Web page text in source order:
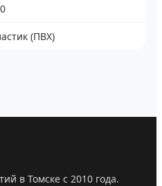
(ПВХ)
в Томске с 2010 года.